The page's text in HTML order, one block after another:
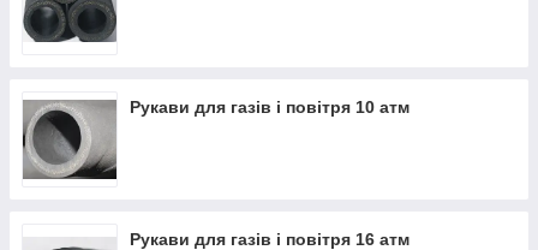
16 атм
Рукав напірний для абразивних матеріалів
Рукав напірний для харчових речовин
10 атм
Рукав напірний для насиченого пара
Рукави для газів і повітря 10 атм
Рукави для газів і повітря 16 атм